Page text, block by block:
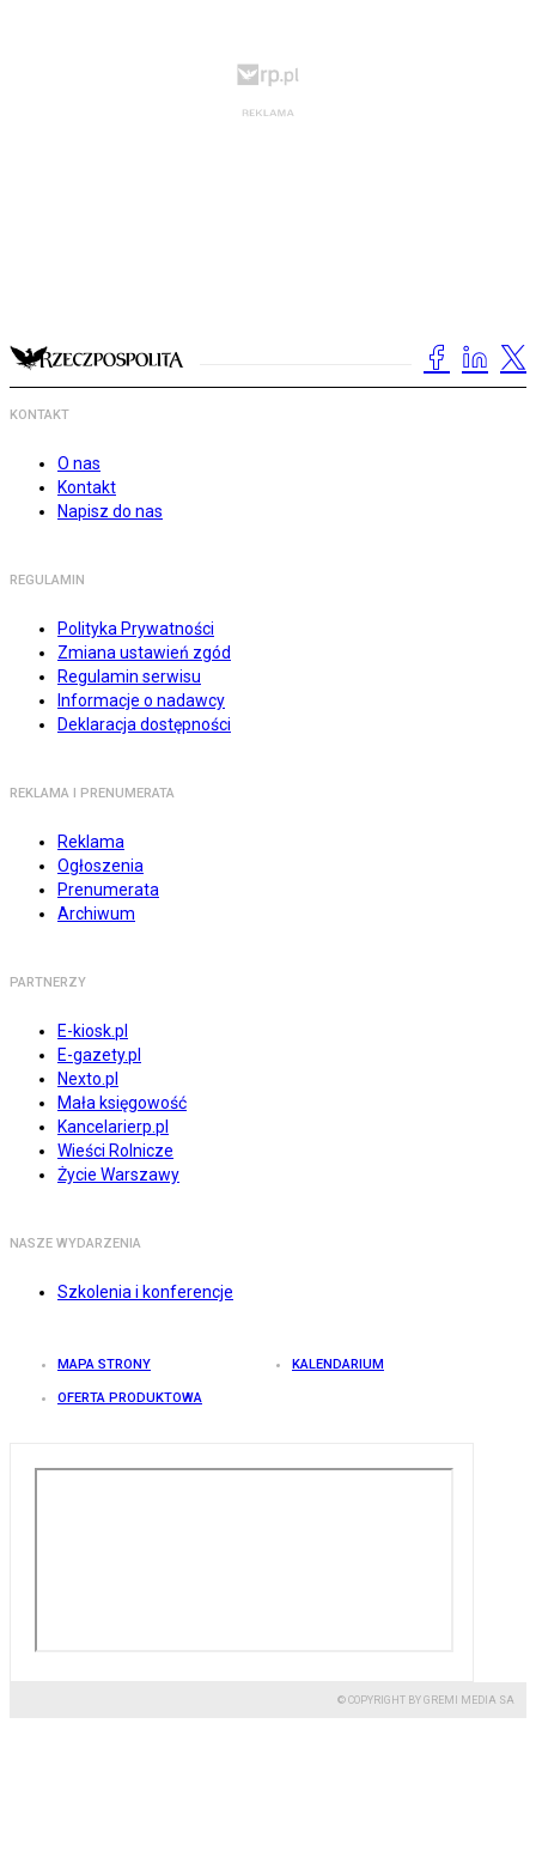
KONTAKT
O nas
Kontakt
Napisz do nas
REGULAMIN
Polityka Prywatności
Zmiana ustawień zgód
Regulamin serwisu
Informacje o nadawcy
Deklaracja dostępności
REKLAMA I PRENUMERATA
Reklama
Ogłoszenia
Prenumerata
Archiwum
PARTNERZY
E-kiosk.pl
E-gazety.pl
Nexto.pl
Mała księgowość
Kancelarierp.pl
Wieści Rolnicze
Życie Warszawy
NASZE WYDARZENIA
Szkolenia i konferencje
MAPA STRONY KALENDARIUM
OFERTA PRODUKTOWA
© COPYRIGHT BY GREMI MEDIA SA